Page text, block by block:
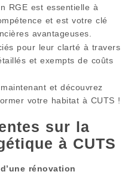
RGE est essentielle à
et est votre clé
avantageuses.
pour leur clarté à travers
et exempts de coûts
et découvrez
votre habitat à CUTS !
sur la
à CUTS
rénovation